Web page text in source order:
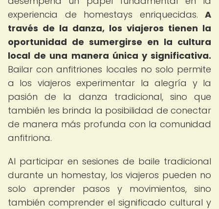
experiencia de homestays enriquecidas. A
través de la danza, los viajeros tienen la
oportunidad de sumergirse en la cultura
local de una manera única y significativa.
Bailar con anfitriones locales no solo permite
a los viajeros experimentar la alegría y la
pasión de la danza tradicional, sino que
también les brinda la posibilidad de conectar
de manera más profunda con la comunidad
anfitriona.
Al participar en sesiones de baile tradicional
durante un homestay, los viajeros pueden no
solo aprender pasos y movimientos, sino
también comprender el significado cultural y